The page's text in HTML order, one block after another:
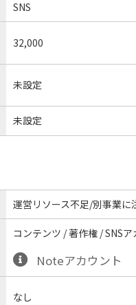
SNS
32,000
未設定
未設定
運営リソース不足/別事業に
コンテンツ / 著作権 / SNSア
Noteアカウント
なし